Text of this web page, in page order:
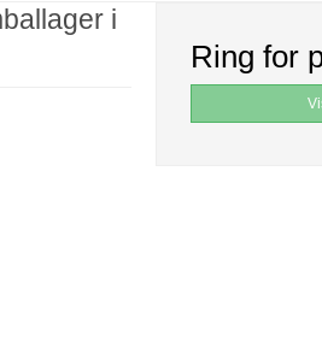
i
Ring for